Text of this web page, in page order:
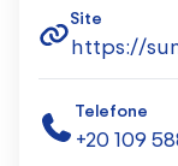
Site
https://
Telefone
+20 109